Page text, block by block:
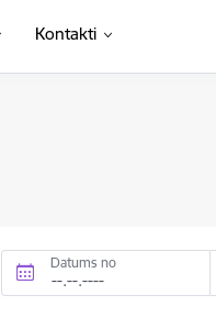
Kontakti
Datums no